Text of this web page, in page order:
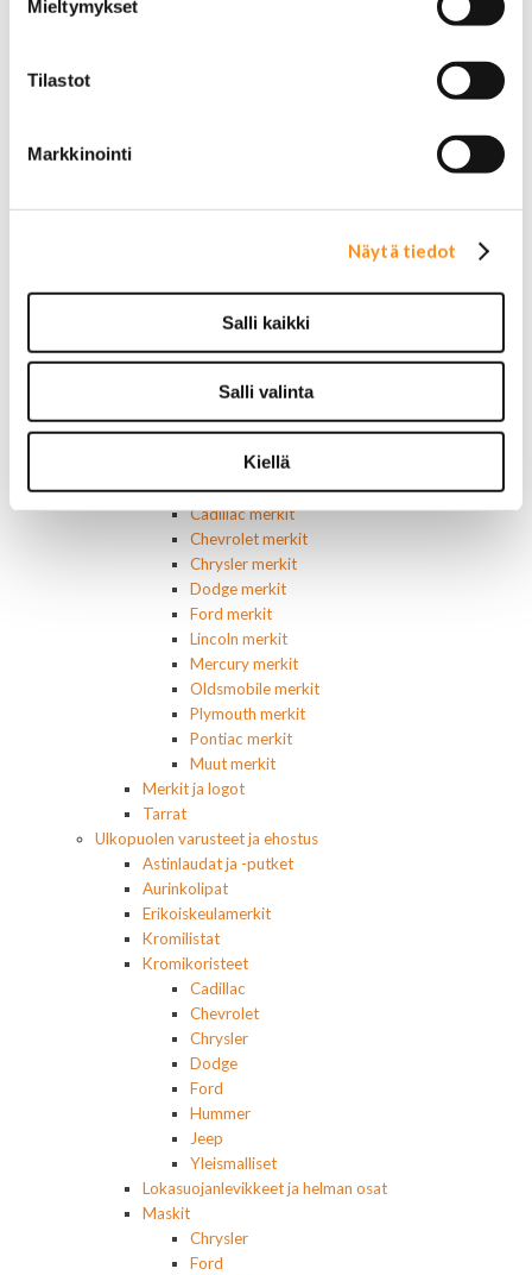
Mieltymykset
Tilastot
Markkinointi
Näytä tiedot
Salli kaikki
Salli valinta
Kiellä
Lasinnostimen kytkimet
Muut kytkimet ja sähköosat
Nelivedon kytkimet
Ovivalokykimet
Vakionopeudensäätimen osat
Tarrat, tunnukset, logot, merkit
Alkuperäiset tarrat ja teipit
Käytetyt alkuperäismerkit
AMC merkit
Buick merkit
Cadillac merkit
Chevrolet merkit
Chrysler merkit
Dodge merkit
Ford merkit
Lincoln merkit
Mercury merkit
Oldsmobile merkit
Plymouth merkit
Pontiac merkit
Muut merkit
Merkit ja logot
Tarrat
Ulkopuolen varusteet ja ehostus
Astinlaudat ja -putket
Aurinkolipat
Erikoiskeulamerkit
Kromilistat
Kromikoristeet
Cadillac
Chevrolet
Chrysler
Dodge
Ford
Hummer
Jeep
Yleismalliset
Lokasuojanlevikkeet ja helman osat
Maskit
Chrysler
Ford